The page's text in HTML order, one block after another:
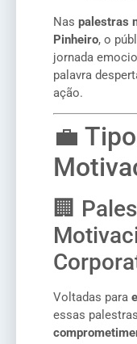
Nas palestras
Pinheiro, o
jornada
palavra
ação.
💼
🏢
Voltadas para
essas